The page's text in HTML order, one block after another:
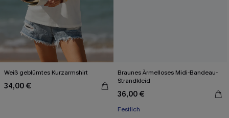
Weiß geblümtes Kurzarmshirt
34,00 €
Braunes Ärmelloses Midi-Bandeau-
Strandkleid
36,00 €
Festlich